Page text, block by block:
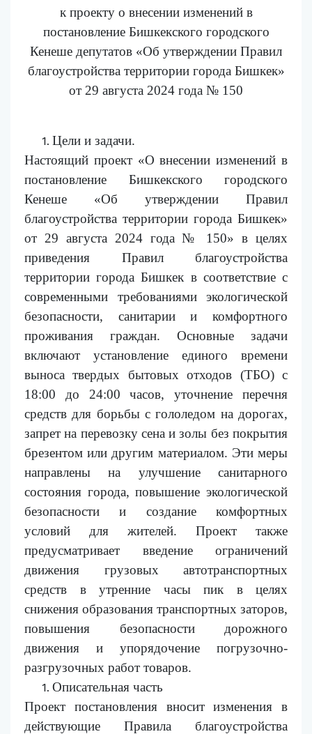
к проекту о внесении изменений в
постановление Бишкекского городского
Кенеше депутатов «Об утверждении Правил
благоустройства территории города Бишкек»
от 29 августа 2024 года № 150
Цели и задачи.
Настоящий проект «О внесении изменений в
постановление Бишкекского городского
Кенеше «Об утверждении Правил
благоустройства территории города Бишкек»
от 29 августа 2024 года № 150» в целях
приведения Правил благоустройства
территории города Бишкек в соответствие с
современными требованиями экологической
безопасности, санитарии и комфортного
проживания граждан. Основные задачи
включают установление единого времени
выноса твердых бытовых отходов (ТБО) с
18:00 до 24:00 часов, уточнение перечня
средств для борьбы с гололедом на дорогах,
запрет на перевозку сена и золы без покрытия
брезентом или другим материалом. Эти меры
направлены на улучшение санитарного
состояния города, повышение экологической
безопасности и создание комфортных
условий для жителей. Проект также
предусматривает введение ограничений
движения грузовых автотранспортных
средств в утренние часы пик в целях
снижения образования транспортных заторов,
повышения безопасности дорожного
движения и упорядочение погрузочно-
разгрузочных работ товаров.
Описательная часть
Проект постановления вносит изменения в
действующие Правила благоустройства